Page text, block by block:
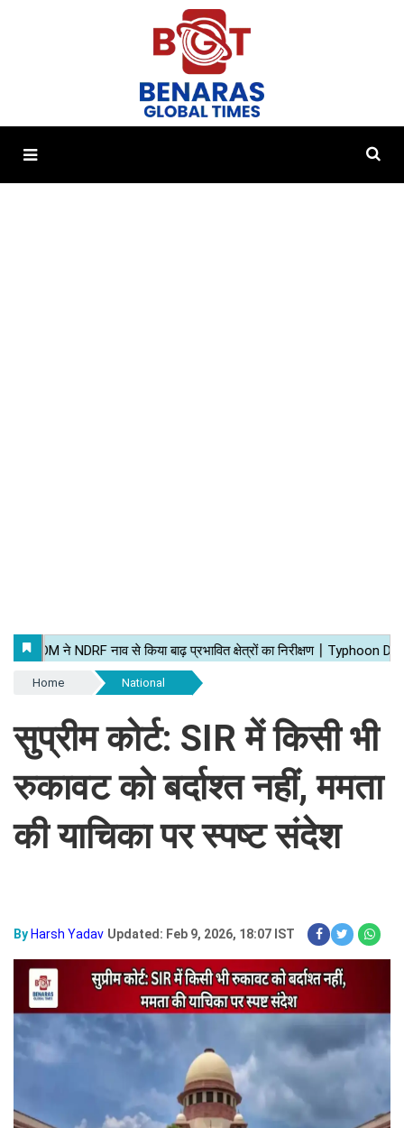
Home National
सुप्रीम कोर्ट: SIR में किसी भी
रुकावट को बर्दाश्त नहीं, ममता
की याचिका पर स्पष्ट संदेश
By Harsh Yadav Updated: Feb 9, 2026, 18:07 IST